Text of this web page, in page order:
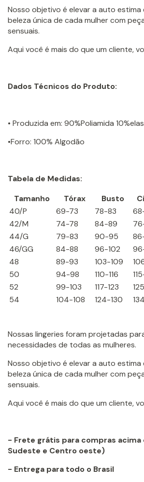
Nosso objetivo é elevar a auto estima
beleza única de cada mulher com
sensuais.
Aqui você é mais do que um cliente,
Dados Técnicos do Produto:
• Produzida em: 90%Poliamida
•Forro: 100% Algodão
Tabela de Medidas:
Tamanho
Tórax Busto
40/P
69-73 78-83
42/M
74-78 84-89
44/G
79-83 90-95
46/GG
84-88 96-102
48
89-93 103-109
50
94-98 110-116
52
99-103 117-123
54
104-108 124-130
Nossas lingeries foram projetadas
necessidades de todas as mulheres.
Nosso objetivo é elevar a auto estima
beleza única de cada mulher com
sensuais.
Aqui você é mais do que um cliente,
- Frete grátis para compras acima
Sudeste e Centro oeste)
- Entrega para todo o Brasil